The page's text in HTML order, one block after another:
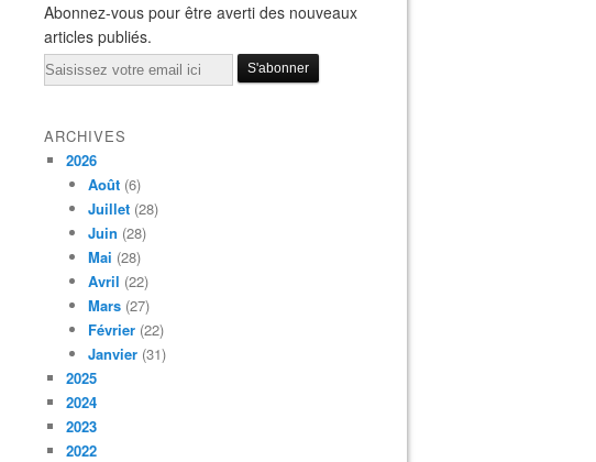
Abonnez-vous pour être averti des nouveaux
articles publiés.
Email
ARCHIVES
2026
Août (6)
Juillet (28)
Juin (28)
Mai (28)
Avril (22)
Mars (27)
Février (22)
Janvier (31)
2025
2024
2023
2022